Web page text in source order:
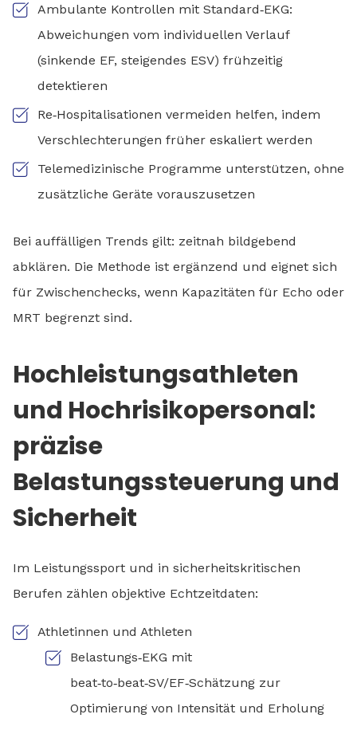
Ambulante Kontrollen mit Standard‑EKG:
Abweichungen vom individuellen Verlauf
(sinkende EF, steigendes ESV) frühzeitig
detektieren
Re‑Hospitalisationen vermeiden helfen, indem
Verschlechterungen früher eskaliert werden
Telemedizinische Programme unterstützen, ohne
zusätzliche Geräte vorauszusetzen
Bei auffälligen Trends gilt: zeitnah bildgebend
abklären. Die Methode ist ergänzend und eignet sich
für Zwischenchecks, wenn Kapazitäten für Echo oder
MRT begrenzt sind.
Hochleistungsathleten
und Hochrisikopersonal:
präzise
Belastungssteuerung und
Sicherheit
Im Leistungssport und in sicherheitskritischen
Berufen zählen objektive Echtzeitdaten:
Athletinnen und Athleten
Belastungs‑EKG mit
beat‑to‑beat‑SV/EF‑Schätzung zur
Optimierung von Intensität und Erholung